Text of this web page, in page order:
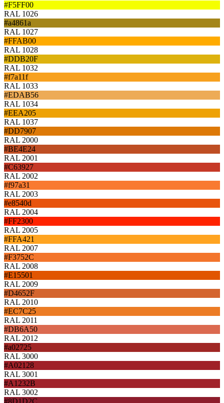
#F5FF00
RAL 1026
#a4861a
RAL 1027
#FFAB00
RAL 1028
#DDB20F
RAL 1032
#f7a11f
RAL 1033
#EDAB56
RAL 1034
#EEA205
RAL 1037
#DD7907
RAL 2000
#BE4E24
RAL 2001
#C63927
RAL 2002
#f97a31
RAL 2003
#e8540d
RAL 2004
#FF2300
RAL 2005
#FFA421
RAL 2007
#F3752C
RAL 2008
#E15501
RAL 2009
#D4652F
RAL 2010
#EC7C25
RAL 2011
#DB6A50
RAL 2012
#a02725
RAL 3000
#A02128
RAL 3001
#A1232B
RAL 3002
#8D1D2C